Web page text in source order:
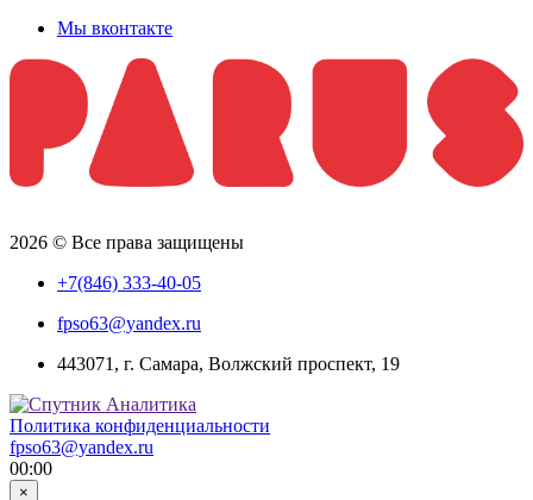
Мы вконтакте
2026 © Все права защищены
+7(846) 333-40-05
fpso63@yandex.ru
443071, г. Самара, Волжский проспект, 19
Политика конфиденциальности
fpso63@yandex.ru
00:00
×